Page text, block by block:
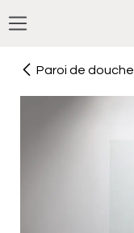
Paroi de douche